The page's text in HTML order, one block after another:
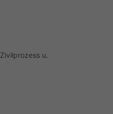
Zivilprozess u.